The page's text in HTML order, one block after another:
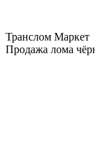
Транслом Маркет
Продажа лома